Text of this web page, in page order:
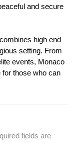
and secure
high end
setting. From
events, Monaco
for those who can
fields are